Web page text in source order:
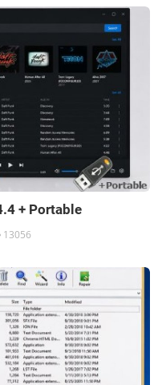
+ Portable
13056